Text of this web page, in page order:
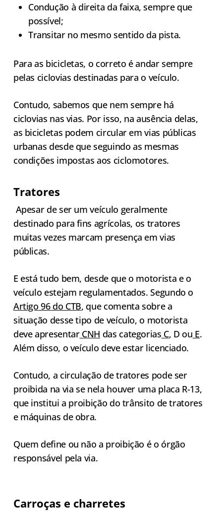
Condução à direita da faixa, sempre que
possível;
Transitar no mesmo sentido da pista.
Para as bicicletas, o correto é andar sempre
pelas ciclovias destinadas para o veículo.
Contudo, sabemos que nem sempre há
ciclovias nas vias. Por isso, na ausência delas,
as bicicletas podem circular em vias públicas
urbanas desde que seguindo as mesmas
condições impostas aos ciclomotores.
Tratores
Apesar de ser um veículo geralmente
destinado para fins agrícolas, os tratores
muitas vezes marcam presença em vias
públicas.
E está tudo bem, desde que o motorista e o
veículo estejam regulamentados. Segundo o
Artigo 96 do CTB, que comenta sobre a
situação desse tipo de veículo, o motorista
deve apresentarCNH das categorias C, D ou E.
Além disso, o veículo deve estar licenciado.
Contudo, a circulação de tratores pode ser
proibida na via se nela houver uma placa R-13,
que institui a proibição do trânsito de tratores
e máquinas de obra.
Quem define ou não a proibição é o órgão
responsável pela via.
Carroças e charretes